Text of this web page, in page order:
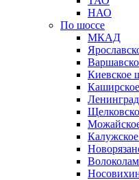
НАО
По шоссе
МКАД
Киевское